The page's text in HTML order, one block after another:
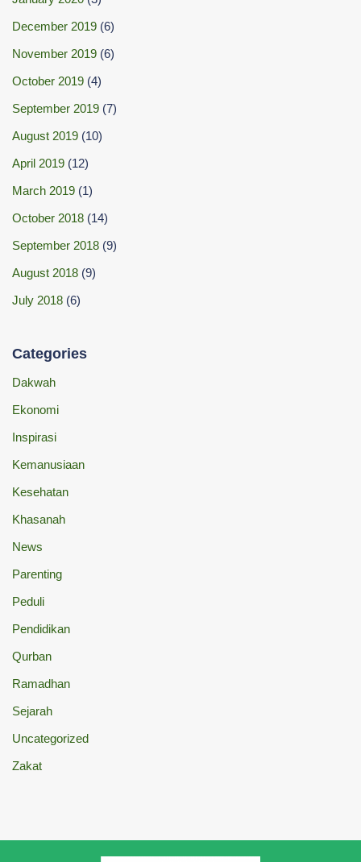
December 2019 (6)
November 2019 (6)
October 2019 (4)
September 2019 (7)
August 2019 (10)
April 2019 (12)
March 2019 (1)
October 2018 (14)
September 2018 (9)
August 2018 (9)
July 2018 (6)
Categories
Dakwah
Ekonomi
Inspirasi
Kemanusiaan
Kesehatan
Khasanah
News
Parenting
Peduli
Pendidikan
Qurban
Ramadhan
Sejarah
Uncategorized
Zakat